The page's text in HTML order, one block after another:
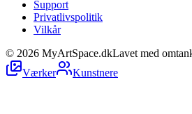
Support
Privatlivspolitik
Vilkår
© 2026 MyArtSpace.dkLavet med
Værker
Kunstnere